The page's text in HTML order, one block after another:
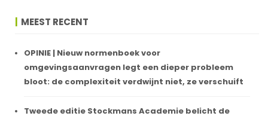
MEEST RECENT
OPINIE | Nieuw normenboek voor
omgevingsaanvragen legt een dieper probleem
bloot: de complexiteit verdwijnt niet, ze verschuift
Tweede editie Stockmans Academie belicht de